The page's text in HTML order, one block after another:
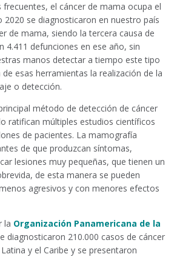
el cáncer de mama ocupa el
2020 se diagnosticaron en nuestro país
de mama, siendo la tercera causa de
4.411 defunciones en ese año, sin
manos detectar a tiempo este tipo
esas herramientas la realización de la
o detección.
método de detección de cáncer
ratifican múltiples estudios científicos
de pacientes. La mamografía
de que produzcan síntomas,
lesiones muy pequeñas, que tienen un
de esta manera se pueden
agresivos y con menores efectos
la Organización Panamericana de la
diagnosticaron 210.000 casos de cáncer
y el Caribe y se presentaron